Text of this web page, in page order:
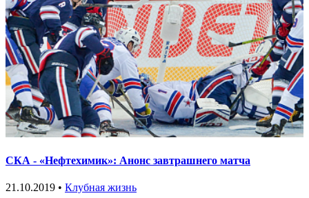
СКА - «Нефтехимик»: Анонс завтрашнего матча
21.10.2019 • Клубная жизнь